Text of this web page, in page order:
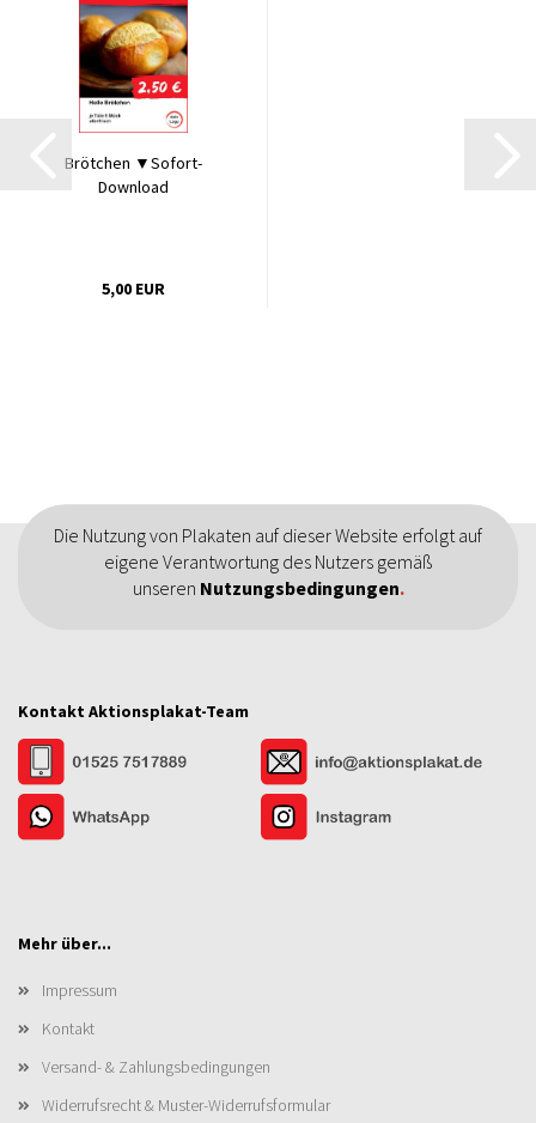
Brötchen ▼Sofort-
Download
5,00 EUR
Die Nutzung von Plakaten auf dieser Website erfolgt auf
eigene Verantwortung des Nutzers gemäß
unseren Nutzungsbedingungen.
Kontakt Aktionsplakat-Team
Mehr über...
Impressum
Kontakt
Versand- & Zahlungsbedingungen
Widerrufsrecht & Muster-Widerrufsformular